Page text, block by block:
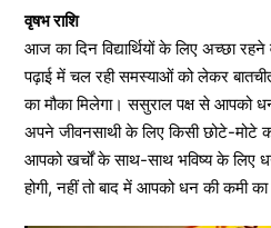
वृषभ राशि
आज का दिन विद्यार्थियों के लिए अच्छा
पढ़ाई में चल रही समस्याओं को लेकर
का मौका मिलेगा। ससुराल पक्ष से आपको
अपने जीवनसाथी के लिए किसी छोटे-
आपको खर्चों के साथ-साथ भविष्य के लिए
होगी, नहीं तो बाद में आपको धन की कमी